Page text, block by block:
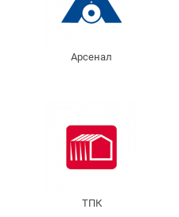
Арсенал
ТПК